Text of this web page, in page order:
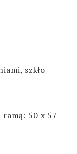
szkło
50 x 57